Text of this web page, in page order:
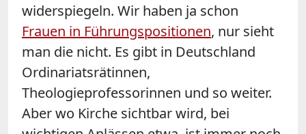
widerspiegeln. Wir haben ja schon
Frauen in Führungspositionen, nur sieht
man die nicht. Es gibt in Deutschland
Ordinariatsrätinnen,
Theologieprofessorinnen und so weiter.
Aber wo Kirche sichtbar wird, bei